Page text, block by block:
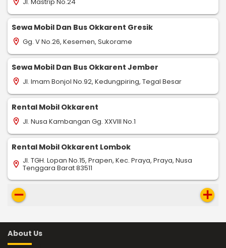
Sewa Mobil Dan Bus Okkarent Gresik
location_on Gg. V No.26, Kesemen, Sukorame
Sewa Mobil Dan Bus Okkarent Jember
location_on Jl. Imam Bonjol No.92, Kedungpiring, Tegal Besar
Rental Mobil Okkarent
location_on Jl. Nusa Kambangan Gg. XXVIII No.1
Rental Mobil Okkarent Lombok
location_on Jl. TGH. Lopan No.15, Prapen, Kec. Praya, Praya, Nusa
Tenggara Barat 83511
remove add
About Us